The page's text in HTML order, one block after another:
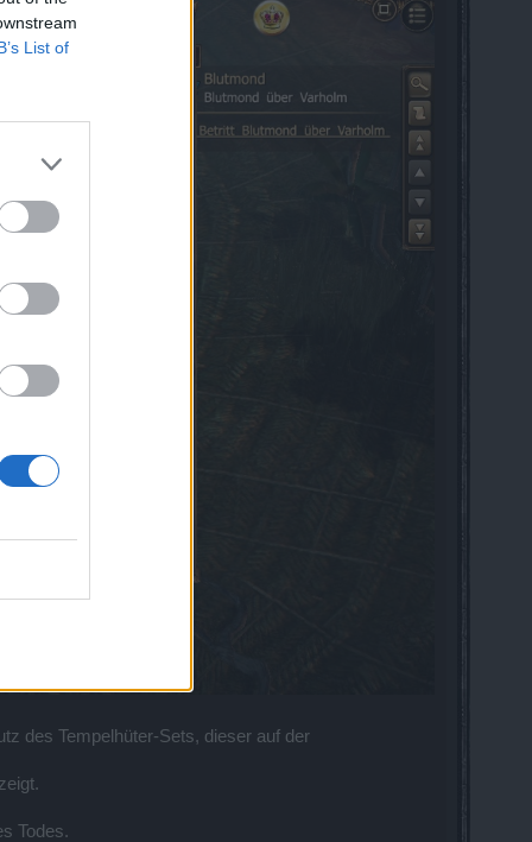
List of
des Tempelhüter-Sets, dieser auf der
Todes.